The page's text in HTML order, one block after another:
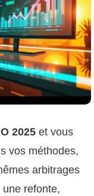
2025 et vous
vos méthodes,
arbitrages
refonte,